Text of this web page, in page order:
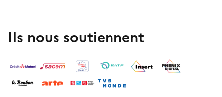
Ils nous soutiennent